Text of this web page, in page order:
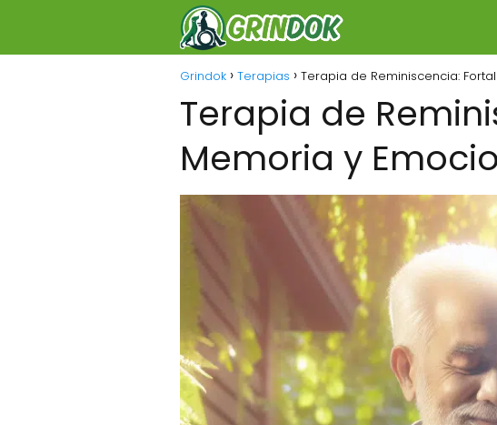
Grindok Terapias Terapia de Reminiscencia:
Terapia de
Memoria y